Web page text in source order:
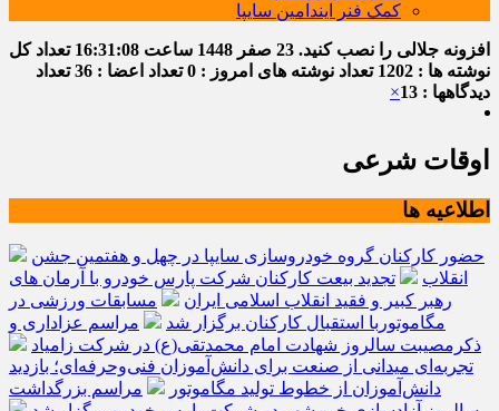
کمک فنر ایندامین سایپا
افزونه جلالی را نصب کنید. 23 صفر 1448 ساعت 16:31:09 تعداد کل
نوشته ها : 1202
تعداد نوشته های امروز : 0 تعداد اعضا : 36
تعداد
دیدگاهها : 13
×
اوقات شرعی
اطلاعیه ها
حضور کارکنان گروه خودروسازی سایپا در چهل و هفتمین جشن
انقلاب
تجدید بیعت کارکنان شرکت پارس خودرو با آرمان های
رهبر کبیر و فقید انقلاب اسلامی ایران
مسابقات ورزشی در
مگاموتوربا استقبال کارکنان برگزار شد
مراسم عزاداری و
ذکرمصیبت سالروز شهادت امام محمدتقی(ع) در شرکت زامیاد
تجربه‌ای میدانی از صنعت برای دانش‌آموزان فنی‌وحرفه‌ای؛ بازدید
دانش‌آموزان از خطوط تولید مگاموتور
مراسم بزرگداشت